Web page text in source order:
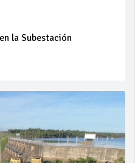
la Subestación